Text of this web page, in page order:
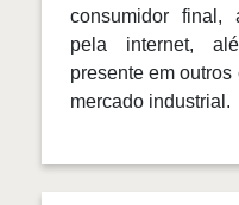
consumidor final,
pela internet,
presente em
mercado industrial.